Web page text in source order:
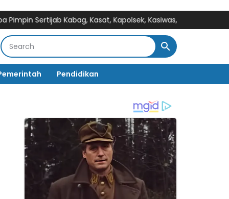
Kabag, Kasat, Kapolsek, Kasiwas, dan Pelantikan Kasi
Pendidikan